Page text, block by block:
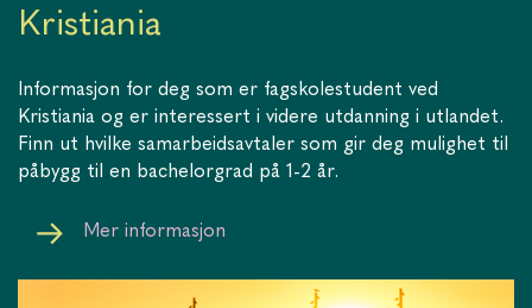
Kristiania
Informasjon for deg som er fagskolestudent ved
Kristiania og er interessert i videre utdanning i utlandet.
Finn ut hvilke samarbeidsavtaler som gir deg mulighet til
påbygg til en bachelorgrad på 1-2 år.
Mer informasjon